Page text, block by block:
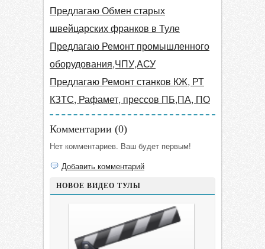
Предлагаю Обмен старых
швейцарских франков в Туле
Предлагаю Ремонт промышленного
оборудования,ЧПУ,АСУ
Предлагаю Ремонт станков КЖ, РТ
КЗТС, Рафамет, прессов ПБ,ПА, ПО
Комментарии (0)
Нет комментариев. Ваш будет первым!
Добавить комментарий
НОВОЕ ВИДЕО ТУЛЫ